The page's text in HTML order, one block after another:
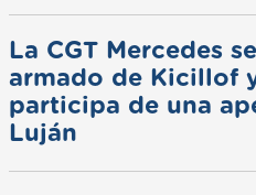
La CGT Mercedes
armado de Kicillof
participa de una
Luján